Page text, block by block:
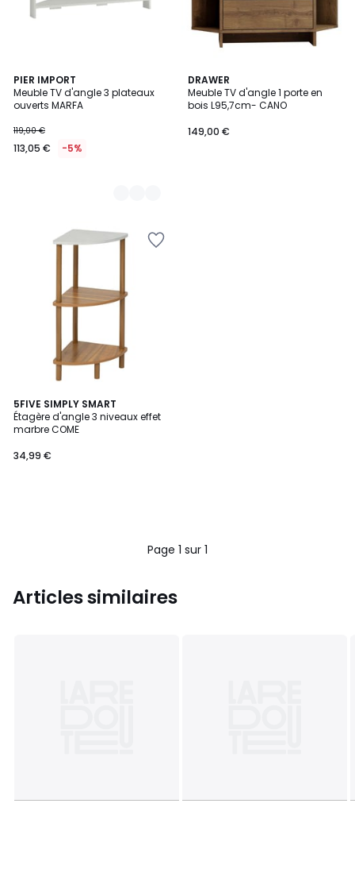
PIER IMPORT
Meuble TV d'angle 3 plateaux
ouverts MARFA
119,00 €
113,05 € -5%
3
Couleurs
DRAWER
Meuble TV d'angle 1 porte en
bois L95,7cm- CANO
149,00 €
5FIVE SIMPLY SMART
Étagère d'angle 3 niveaux effet
marbre COME
34,99 €
Page 1 sur 1
Articles similaires